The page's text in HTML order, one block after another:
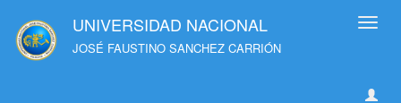
UNIVERSIDAD NACIONAL
JOSÉ FAUSTINO SANCHEZ CARRIÓN